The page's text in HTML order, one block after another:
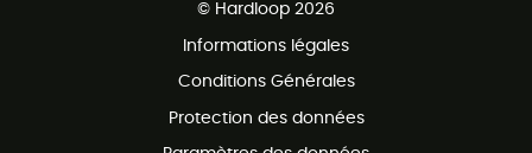
© Hardloop 2026
Informations légales
Conditions Générales
Protection des données